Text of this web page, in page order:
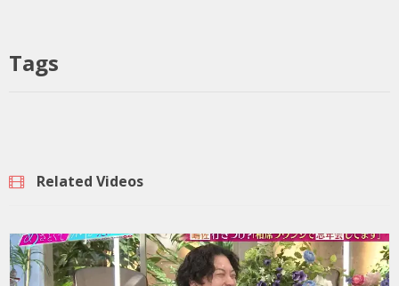
Tags
Related Videos